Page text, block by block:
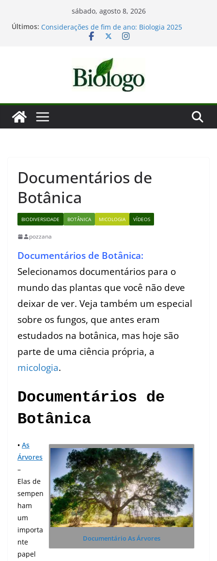
sábado, agosto 8, 2026
Últimos: Tatiana Sampaio e a laminina
Considerações de fim de ano: Biologia 2025
As maiores descobertas da Biologia em 2025
Dia Mundial das Baleias e Golfinhos
Documentários de
Botânica
BIODIVERSIDADE BOTÂNICA MICOLOGIA VÍDEOS
pozzana
Documentários de Botânica:
Selecionamos documentários para o
mundo das plantas que você não deve
deixar de ver. Veja também um especial
sobre os fungos, que antes eram
estudados na botânica, mas hoje são
parte de uma ciência própria, a
micologia.
Documentários de
Botânica
Documentário As Árvores
• As
Árvores
–
Elas de
sempen
ham
um
importa
nte
papel